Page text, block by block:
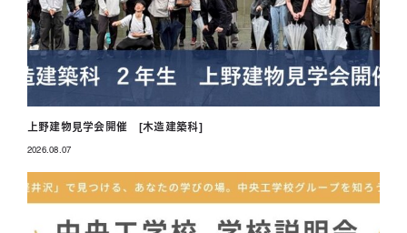
上野建物見学会開催 [木造建築科]
2026.08.07